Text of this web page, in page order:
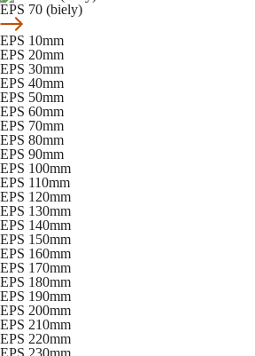
EPS 70 (biely)
EPS 10mm
EPS 20mm
EPS 30mm
EPS 40mm
EPS 50mm
EPS 60mm
EPS 70mm
EPS 80mm
EPS 90mm
EPS 100mm
EPS 110mm
EPS 120mm
EPS 130mm
EPS 140mm
EPS 150mm
EPS 160mm
EPS 170mm
EPS 180mm
EPS 190mm
EPS 200mm
EPS 210mm
EPS 220mm